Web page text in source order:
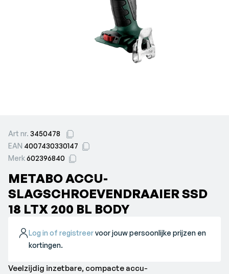
Art nr. 3450478
EAN 4007430330147
Merk602396840
METABO ACCU-
SLAGSCHROEVENDRAAIER SSD
18 LTX 200 BL BODY
Log in of registreervoor jouw persoonlijke prijzen en
kortingen.
Veelzijdig inzetbare, compacte accu-